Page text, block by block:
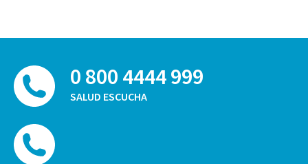
0 800 4444 999
SALUD ESCUCHA